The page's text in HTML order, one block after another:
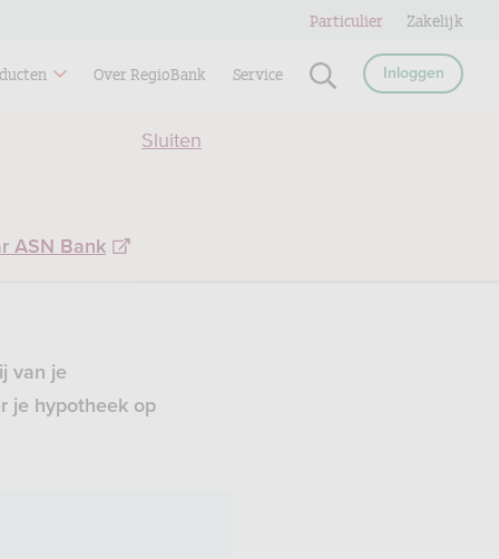
ASN Bank
Sluiten
Over RegioBank Service Inloggen
Particulier Zakelijk
van je
je hypotheek op